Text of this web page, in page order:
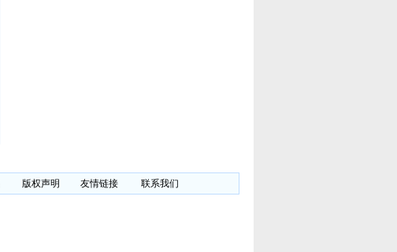
版权声明 友情链接 联系我们